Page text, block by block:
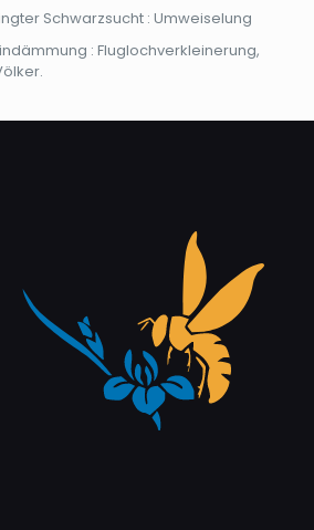
Schwarzsucht : Umweiselung
: Fluglochverkleinerung,